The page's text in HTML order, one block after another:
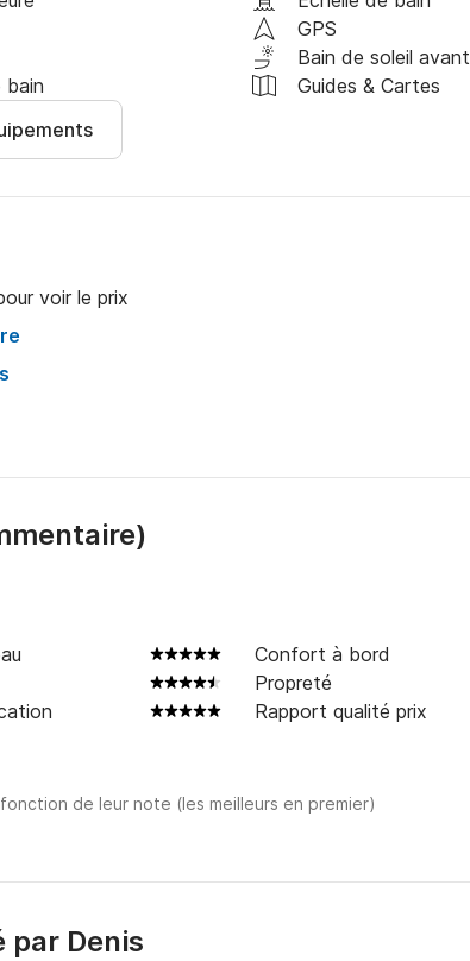
GPS
Bain de soleil avant
bain
Guides & Cartes
voir le prix
)
Confort à bord
Propreté
Rapport qualité prix
de leur note (les meilleurs en premier)
par Denis